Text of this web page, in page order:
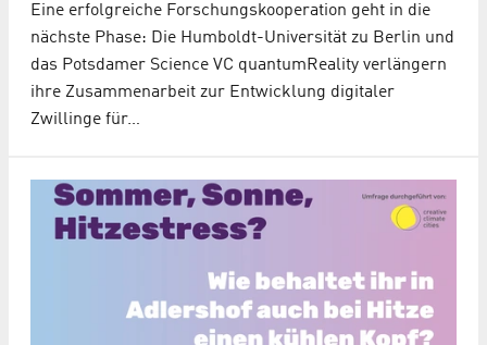
Eine erfolgreiche Forschungskooperation geht in die
nächste Phase: Die Humboldt-Universität zu Berlin und
das Potsdamer Science VC quantumReality verlängern
ihre Zusammenarbeit zur Entwicklung digitaler
Zwillinge für…